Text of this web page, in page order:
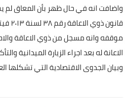
واضافت انه في حال ظهر بأن المعاق لم
موقفه وانه مسجل من ذوي الاعاقة
الاعانة له بعد اجراء الزيارة الميدانية
وبيان الجدوى الاقتصادية التي تشكلها